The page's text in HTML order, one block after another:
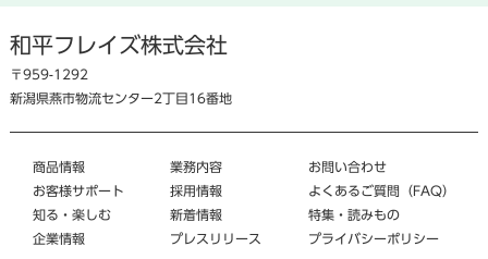
和平フレイズ株式会社
〒959-1292
新潟県燕市物流センター2丁目16番地
商品情報
お客様サポート
知る・楽しむ
企業情報
業務内容
採用情報
新着情報
プレスリリース
お問い合わせ
よくあるご質問（FAQ）
特集・読みもの
プライバシーポリシー